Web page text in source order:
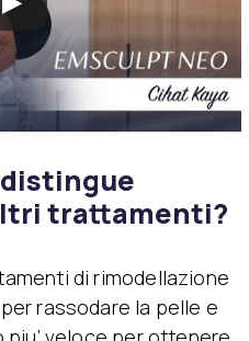
trattamenti?
di rimodellazione
rassodare la pelle e